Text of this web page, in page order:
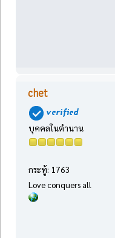
chet
บุคคลในตำนาน
กระทู้: 1763
Love conquers all